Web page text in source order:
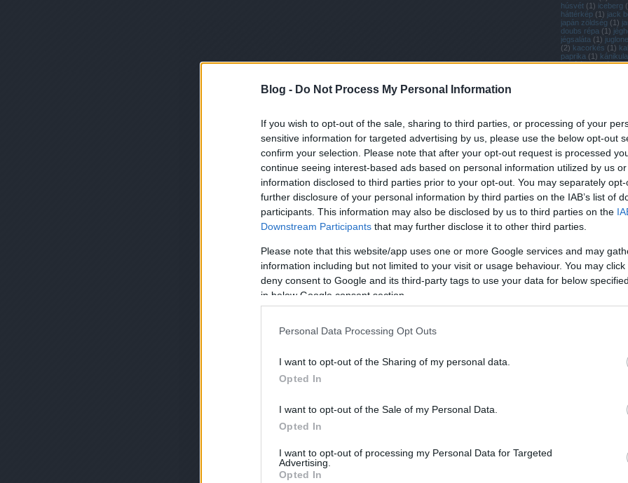
Blog - Do Not Process My Personal Information
If you wish to opt-out of the sale, sharing to third parties, or processing of your
sensitive information for targeted advertising by us, please use the below opt-out
confirm your selection. Please note that after your opt-out request is processed
continue seeing interest-based ads based on personal information utilized by us
information disclosed to third parties prior to your opt-out. You may separately
further disclosure of your personal information by third parties on the IAB’s list of
participants. This information may also be disclosed by us to third parties on the
Downstream Participants that may further disclose it to other third parties.
Please note that this website/app uses one or more Google services and may
information including but not limited to your visit or usage behaviour. You may
deny consent to Google and its third-party tags to use your data for below
in below Google consent section.
Personal Data Processing Opt Outs
I want to opt-out of the Sharing of my personal data.
Opted In
I want to opt-out of the Sale of my Personal Data.
Opted In
I want to opt-out of processing my Personal Data for Targeted
Advertising.
Opted In
húsvét (1) iceberg (
háttérkép (1) jack
japán zöldség (1)
doubs répa (1)
jégsaláta (1) juglone
(2) kacorkés (1)
paprika (1) kánikula
kapálás (1)
petúnia (1) kerti
védelme a fagytól
szerszámok (1)
kétütemű
zöldség (1) kísérlet
(19) kiskerti
(1) kiskert blog ( 1)
(1) kisméretű
koktélparadicsom
(1 ) komment (1)
komposztálás
)
(1 ) komposzt
könyvek
koppintás
krókusz (1) krumpli
(1 )
termesztése (1 )
mould (1 ) lelkes lajos
(1) madár (1)
medvehagyma a
1